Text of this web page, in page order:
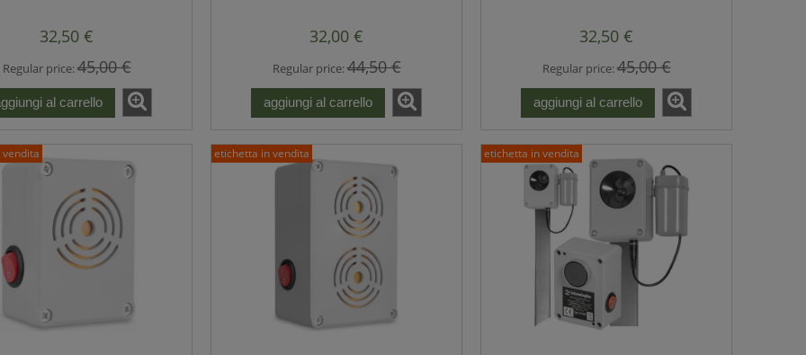
1500 mq POTENTE
32,50 €
Regular price:45,00 €
al carrello
resistente, portatile a
32,00 €
Regular price:44,50 €
aggiungi al carrello
zanzare, mosche, super
32,50 €
Regular price:45,00 €
aggiungi al carrello
etichetta in vendita etichetta in vendita